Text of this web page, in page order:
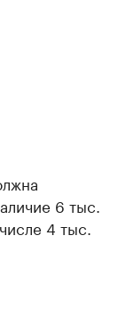
6 тыс.
4 тыс.